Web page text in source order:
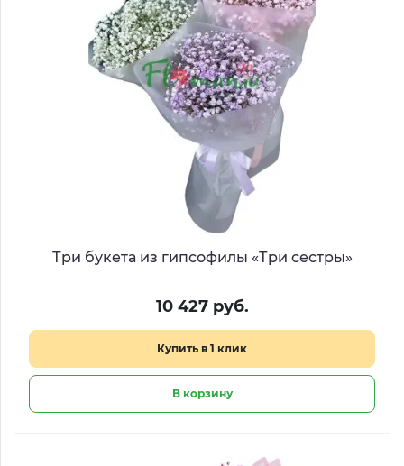
Три букета из гипсофилы «Три сестры»
10 427 руб.
Купить в 1 клик
В корзину